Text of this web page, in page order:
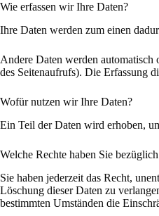
Wie erfassen wir Ihre Daten?
Ihre Daten werden zum einen
Andere Daten werden
des Seitenaufrufs). Die Erfassung
Wofür nutzen wir Ihre Daten?
Ein Teil der Daten wird erhoben,
Welche Rechte haben Sie
Sie haben jederzeit das Recht,
Löschung dieser Daten zu
bestimmten Umständen die